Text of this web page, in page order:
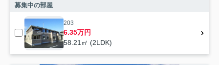
募集中の部屋
203
6.35万円
58.21㎡ (2LDK)